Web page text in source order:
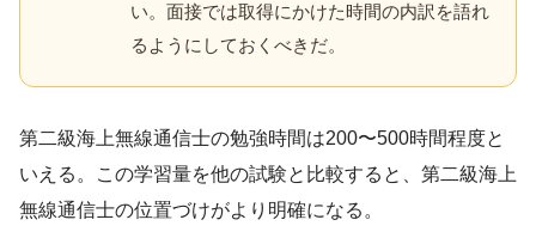
い。面接では取得にかけた時間の内訳を語れ
るようにしておくべきだ。
第二級海上無線通信士の勉強時間は200〜500時間程度と
いえる。この学習量を他の試験と比較すると、第二級海上
無線通信士の位置づけがより明確になる。